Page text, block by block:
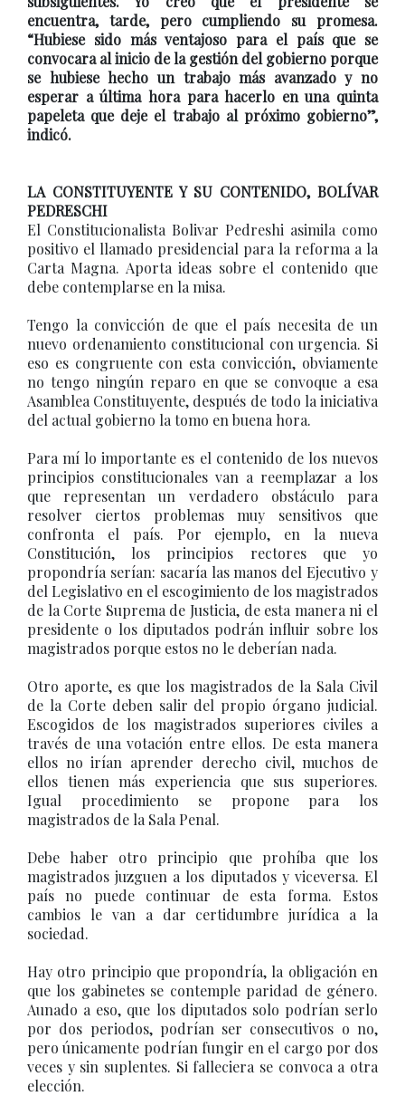
encuentra, tarde, pero cumpliendo su promesa.
“Hubiese sido más ventajoso para el país que se
convocara al inicio de la gestión del gobierno porque
se hubiese hecho un trabajo más avanzado y no
esperar a última hora para hacerlo en una quinta
papeleta que deje el trabajo al próximo gobierno”,
indicó.
LA CONSTITUYENTE Y SU CONTENIDO, BOLÍVAR
PEDRESCHI
El Constitucionalista Bolivar Pedreshi asimila como
positivo el llamado presidencial para la reforma a la
Carta Magna. Aporta ideas sobre el contenido que
debe contemplarse en la misa.
Tengo la convicción de que el país necesita de un
nuevo ordenamiento constitucional con urgencia. Si
eso es congruente con esta convicción, obviamente
no tengo ningún reparo en que se convoque a esa
Asamblea Constituyente, después de todo la iniciativa
del actual gobierno la tomo en buena hora.
Para mí lo importante es el contenido de los nuevos
principios constitucionales van a reemplazar a los
que representan un verdadero obstáculo para
resolver ciertos problemas muy sensitivos que
confronta el país. Por ejemplo, en la nueva
Constitución, los principios rectores que yo
propondría serían: sacaría las manos del Ejecutivo y
del Legislativo en el escogimiento de los magistrados
de la Corte Suprema de Justicia, de esta manera ni el
presidente o los diputados podrán influir sobre los
magistrados porque estos no le deberían nada.
Otro aporte, es que los magistrados de la Sala Civil
de la Corte deben salir del propio órgano judicial.
Escogidos de los magistrados superiores civiles a
través de una votación entre ellos. De esta manera
ellos no irían aprender derecho civil, muchos de
ellos tienen más experiencia que sus superiores.
Igual procedimiento se propone para los
magistrados de la Sala Penal.
Debe haber otro principio que prohíba que los
magistrados juzguen a los diputados y viceversa. El
país no puede continuar de esta forma. Estos
cambios le van a dar certidumbre jurídica a la
sociedad.
Hay otro principio que propondría, la obligación en
que los gabinetes se contemple paridad de género.
Aunado a eso, que los diputados solo podrían serlo
por dos periodos, podrían ser consecutivos o no,
pero únicamente podrían fungir en el cargo por dos
veces y sin suplentes. Si falleciera se convoca a otra
elección.